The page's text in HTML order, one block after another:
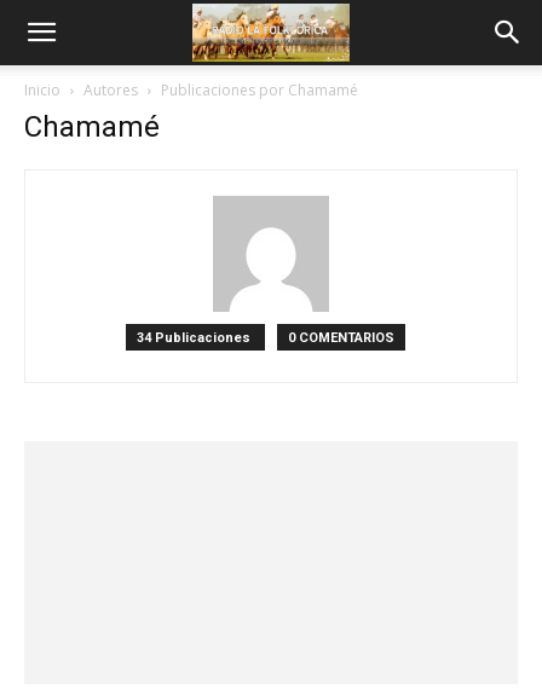
Inicio Autores Publicaciones por Chamamé
Chamamé
34 Publicaciones 0 COMENTARIOS